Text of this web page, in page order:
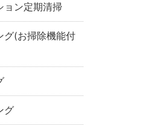
ョン定期清掃
グ(お掃除機能付
グ